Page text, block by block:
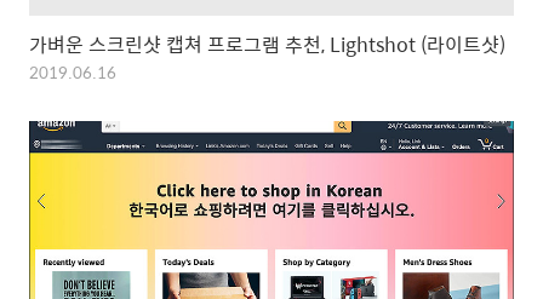
가벼운 스크린샷 캡쳐 프로그램 추천, Lightshot (라이트샷)
2019.06.16